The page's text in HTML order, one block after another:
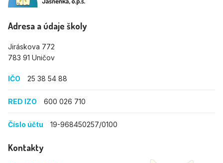
Adresa a údaje školy
Jiráskova 772
783 91 Uničov
IČO 25 38 54 88
RED IZO 600 026 710
Číslo účtu 19-968450257/0100
Kontakty